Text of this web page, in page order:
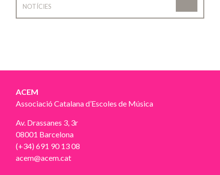
NOTÍCIES
ACEM
Associació Catalana d’Escoles de Música
Av. Drassanes 3, 3r
08001 Barcelona
(+34) 691 90 13 08
acem@acem.cat